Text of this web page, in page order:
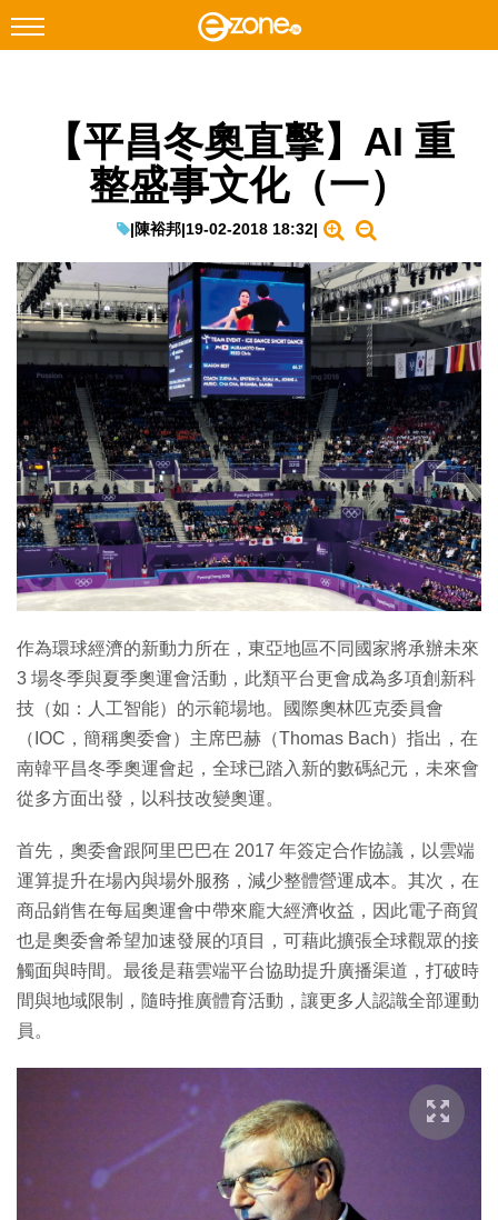
Facebook Instagram
遊戲動漫
教學評測
IT Times
生成式AI與雲端應用
Enterprise Digital Transformation
特集
【平昌冬奧直擊】AI 重
整盛事文化（一）
|陳裕邦|19-02-2018 18:32|
作為環球經濟的新動力所在，東亞地區不同國家將承辦未來
3 場冬季與夏季奧運會活動，此類平台更會成為多項創新科
技（如：人工智能）的示範場地。國際奧林匹克委員會
（IOC，簡稱奧委會）主席巴赫（Thomas Bach）指出，在
南韓平昌冬季奧運會起，全球已踏入新的數碼紀元，未來會
從多方面出發，以科技改變奧運。
首先，奧委會跟阿里巴巴在 2017 年簽定合作協議，以雲端
運算提升在場內與場外服務，減少整體營運成本。其次，在
商品銷售在每屆奧運會中帶來龐大經濟收益，因此電子商貿
也是奧委會希望加速發展的項目，可藉此擴張全球觀眾的接
觸面與時間。最後是藉雲端平台協助提升廣播渠道，打破時
間與地域限制，隨時推廣體育活動，讓更多人認識全部運動
員。